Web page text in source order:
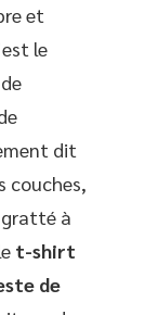
et
le
dit
couches,
à
t-shirt
de